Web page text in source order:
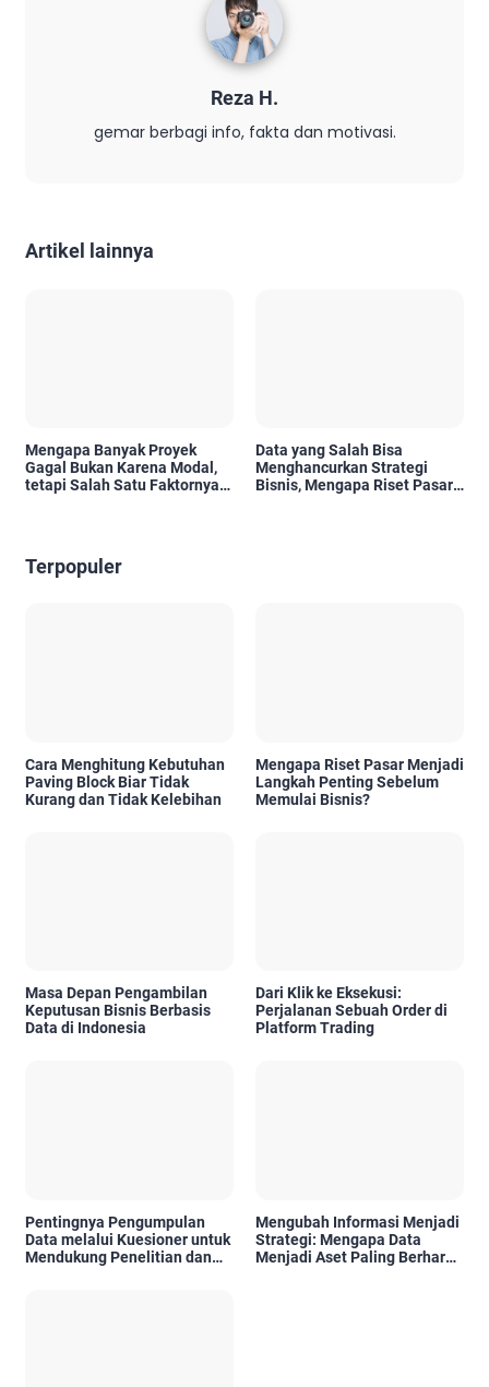
Reza H.
gemar berbagi info, fakta dan motivasi.
Artikel lainnya
Mengapa Banyak Proyek
Gagal Bukan Karena Modal,
tetapi Salah Satu Faktornya
Data yang Salah Bisa
Menghancurkan Strategi
Bisnis, Mengapa Riset Pasar
Terpopuler
Cara Menghitung Kebutuhan
Paving Block Biar Tidak
Kurang dan Tidak Kelebihan
Mengapa Riset Pasar Menjadi
Langkah Penting Sebelum
Memulai Bisnis?
Masa Depan Pengambilan
Keputusan Bisnis Berbasis
Data di Indonesia
Dari Klik ke Eksekusi:
Perjalanan Sebuah Order di
Platform Trading
Pentingnya Pengumpulan
Data melalui Kuesioner untuk
Mendukung Penelitian dan
Mengubah Informasi Menjadi
Strategi: Mengapa Data
Menjadi Aset Paling Berharga